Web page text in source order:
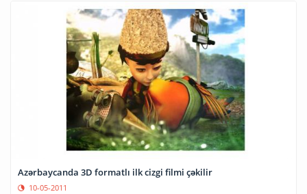
Azərbaycanda 3D formatlı ilk cizgi filmi çəkilir
10-05-2011